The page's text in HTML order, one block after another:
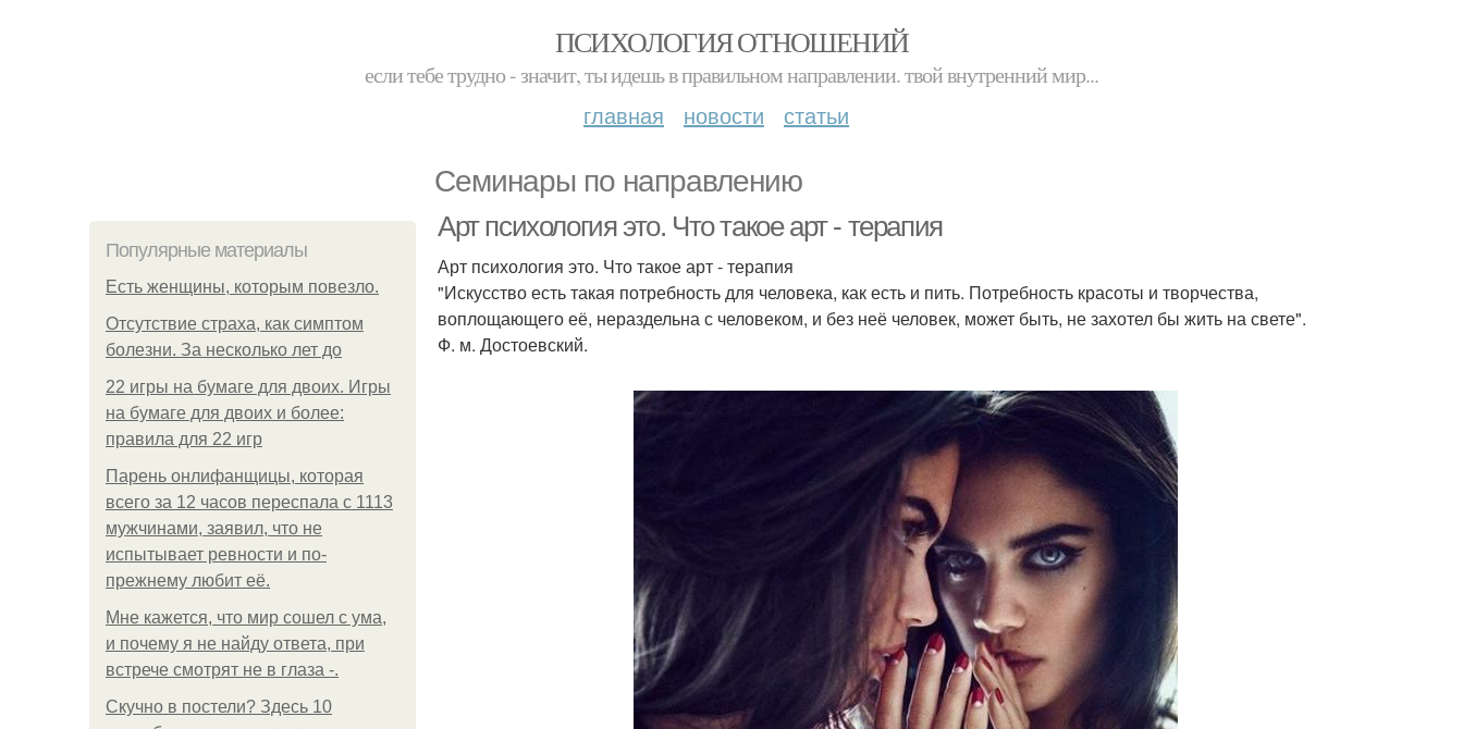
ПСИХОЛОГИЯ ОТНОШЕНИЙ
если тебе трудно - значит, ты идешь в правильном направлении. твой внутренний мир...
главная новости статьи
Семинары по направлению
Популярные материалы
Есть женщины, которым повезло.
Отсутствие страха, как симптом
болезни. За несколько лет до
22 игры на бумаге для двоих. Игры
на бумаге для двоих и более:
правила для 22 игр
Парень онлифанщицы, которая
всего за 12 часов переспала с 1113
мужчинами, заявил, что не
испытывает ревности и по-
прежнему любит её.
Мне кажется, что мир сошел с ума,
и почему я не найду ответа, при
встрече смотрят не в глаза -.
Скучно в постели? Здесь 10
Арт психология это. Что такое арт - терапия
Арт психология это. Что такое арт - терапия
"Искусство есть такая потребность для человека, как есть и пить. Потребность красоты и творчества,
воплощающего её, нераздельна с человеком, и без неё человек, может быть, не захотел бы жить на свете".
Ф. м. Достоевский.